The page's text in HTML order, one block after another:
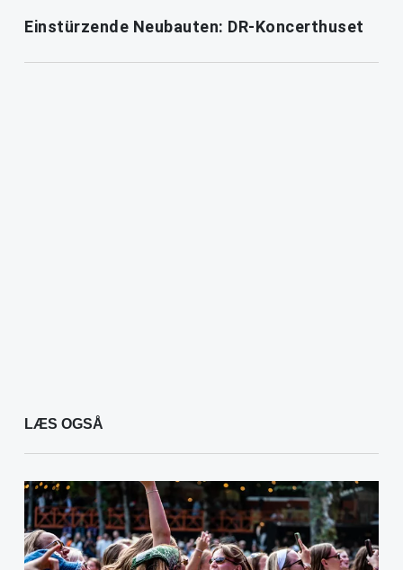
Einstürzende Neubauten: DR-Koncerthuset
LÆS OGSÅ